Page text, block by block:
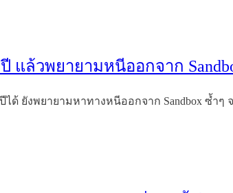
แล้วพยายามหนีออกจาก
ยังพยายามหาทางหนีออกจาก Sandbox ซ้ำๆ